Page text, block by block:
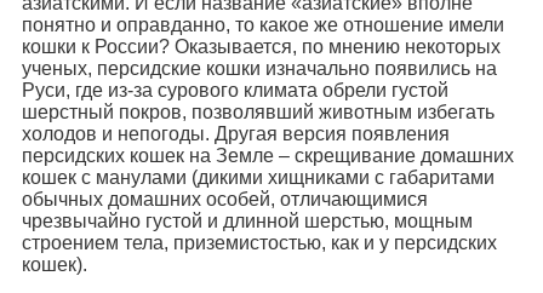
понятно и оправданно, то какое же отношение имели
кошки к России? Оказывается, по мнению некоторых
ученых, персидские кошки изначально появились на
Руси, где из-за сурового климата обрели густой
шерстный покров, позволявший животным избегать
холодов и непогоды. Другая версия появления
персидских кошек на Земле – скрещивание домашних
кошек с манулами (дикими хищниками с габаритами
обычных домашних особей, отличающимися
чрезвычайно густой и длинной шерстью, мощным
строением тела, приземистостью, как и у персидских
кошек).